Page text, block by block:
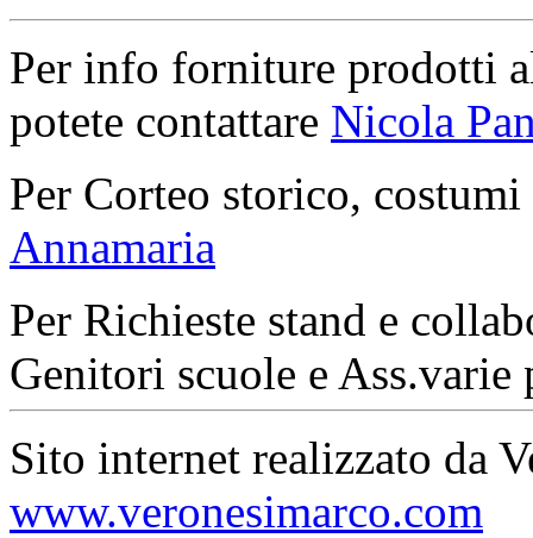
Per info forniture prodotti
potete contattare Nicola
Per Corteo storico,
Annamaria
Per Richieste stand e
Genitori scuole e Ass.varie
Sito internet realizzato da
www.veronesimarco.com